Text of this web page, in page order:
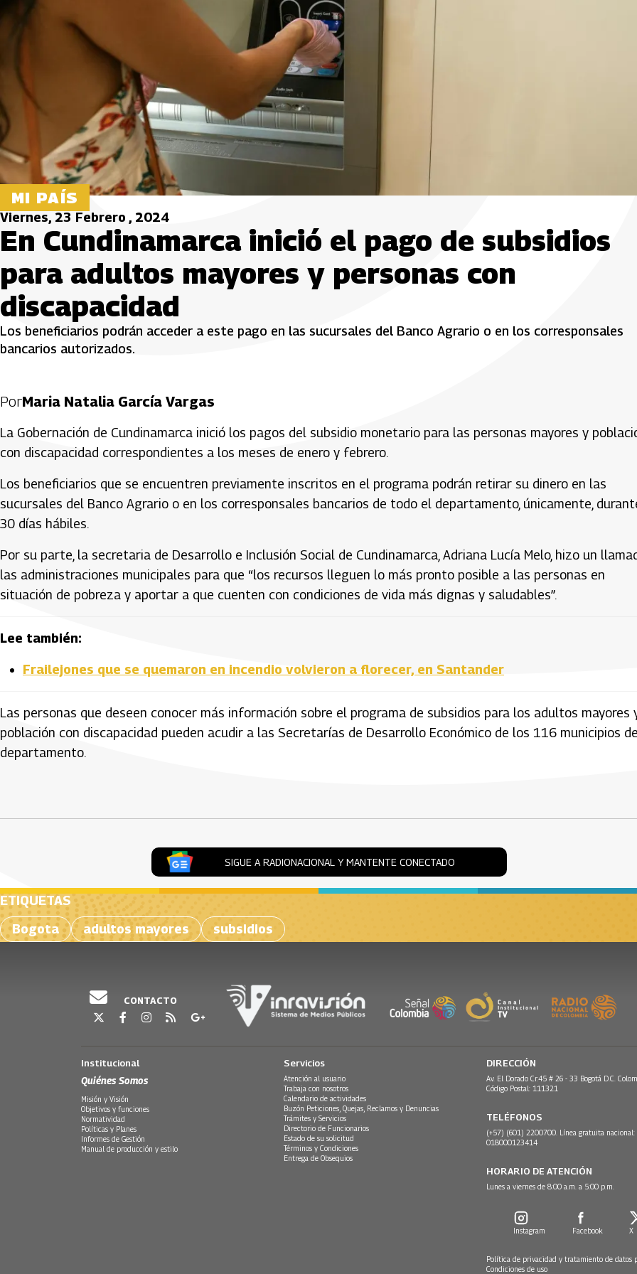
MI PAÍS
Viernes, 23 Febrero , 2024
En Cundinamarca inició el pago de subsidios
para adultos mayores y personas con
discapacidad
Los beneficiarios podrán acceder a este pago en las sucursales del Banco Agrario o en los corresponsales
bancarios autorizados.
PorMaria Natalia García Vargas
La Gobernación de Cundinamarca inició los pagos del subsidio monetario para las personas mayores y
con discapacidad correspondientes a los meses de enero y febrero.
Los beneficiarios que se encuentren previamente inscritos en el programa podrán retirar su dinero en las
sucursales del Banco Agrario o en los corresponsales bancarios de todo el departamento, únicamente,
30 días hábiles.
Por su parte, la secretaria de Desarrollo e Inclusión Social de Cundinamarca, Adriana Lucía Melo, hizo un
las administraciones municipales para que “los recursos lleguen lo más pronto posible a las personas en
situación de pobreza y aportar a que cuenten con condiciones de vida más dignas y saludables”.
Lee también:
Frailejones que se quemaron en incendio volvieron a florecer, en Santander
Las personas que deseen conocer más información sobre el programa de subsidios para los adultos mayores
población con discapacidad pueden acudir a las Secretarías de Desarrollo Económico de los 116 municipios
departamento.
SIGUE A RADIONACIONAL Y MANTENTE CONECTADO
ETIQUETAS
Bogota
adultos mayores subsidios
CONTACTO
Institucional
Quiénes Somos
Misión y Visión
Objetivos y funciones
Normatividad
Políticas y Planes
Informes de Gestión
Manual de producción y estilo
Servicios
Atención al usuario
Trabaja con nosotros
Calendario de actividades
Buzón Peticiones, Quejas, Reclamos y Denuncias
Trámites y Servicios
Directorio de Funcionarios
Estado de su solicitud
Términos y Condiciones
Entrega de Obsequios
DIRECCIÓN
Av. El Dorado Cr.45 # 26 - 33 Bogotá D.C.
Código Postal: 111321
TELÉFONOS
(+57) (601) 2200700. Línea gratuita nacional:
018000123414
HORARIO DE ATENCIÓN
Lunes a viernes de 8:00 a.m. a 5:00 p.m.
Instagram Facebook X
Política de privacidad y tratamiento de datos
Condiciones de uso